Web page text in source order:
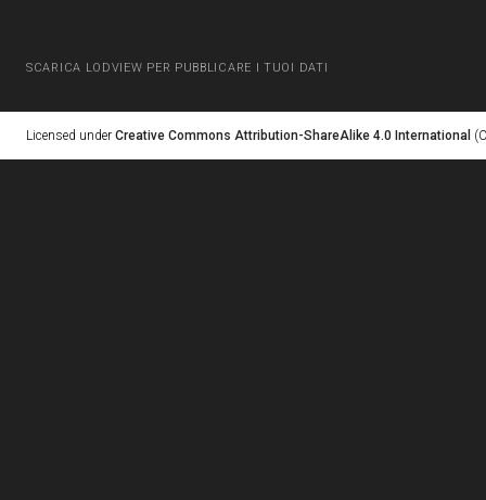
SCARICA LODVIEW PER PUBBLICARE I TUOI DATI
Licensed under Creative Commons Attribution-ShareAlike 4.0 International